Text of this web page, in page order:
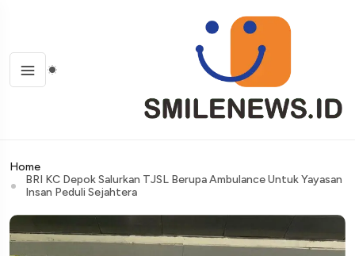
Home
BRI KC Depok Salurkan TJSL Berupa Ambulance Untuk Yayasan
Insan Peduli Sejahtera